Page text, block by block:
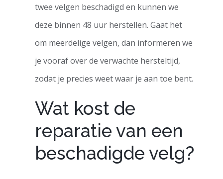
twee velgen beschadigd en kunnen we
deze binnen 48 uur herstellen. Gaat het
om meerdelige velgen, dan informeren we
je vooraf over de verwachte hersteltijd,
zodat je precies weet waar je aan toe bent.
Wat kost de
reparatie van een
beschadigde velg?